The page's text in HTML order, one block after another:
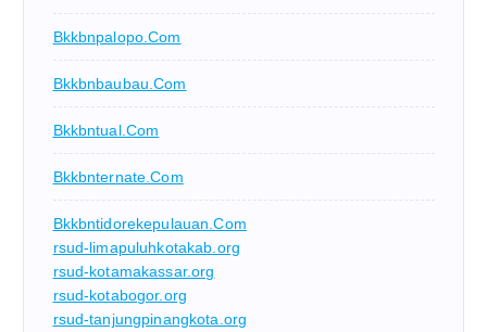
Bkkbnpalopo.com
Bkkbnbaubau.com
Bkkbntual.com
Bkkbnternate.com
Bkkbntidorekepulauan.com
rsud-limapuluhkotakab.org
rsud-kotamakassar.org
rsud-kotabogor.org
rsud-tanjungpinangkota.org